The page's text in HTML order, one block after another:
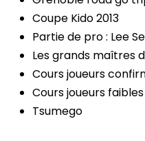
Coupe Kido 2013
Partie de pro : Lee
Les grands maîtres
Cours joueurs
Cours joueurs
Tsumego